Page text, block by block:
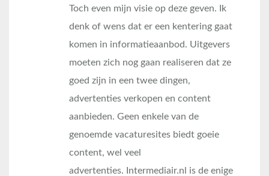
Toch even mijn visie op deze geven. Ik
denk of wens dat er een kentering gaat
komen in informatieaanbod. Uitgevers
moeten zich nog gaan realiseren dat ze
goed zijn in een twee dingen,
advertenties verkopen en content
aanbieden. Geen enkele van de
genoemde vacaturesites biedt goeie
content, wel veel
advertenties. Intermediair.nl is de enige